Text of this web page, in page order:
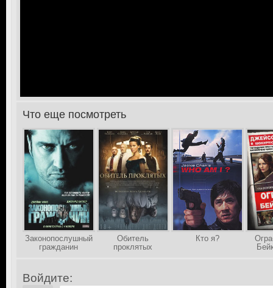
>Что еще посмотреть
Законопослушный
гражданин
Обитель
проклятых
Кто я?
Войдите: